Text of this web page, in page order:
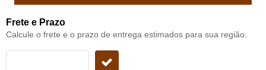
Frete e Prazo
Calcule o frete e o prazo de entrega estimados para sua região: